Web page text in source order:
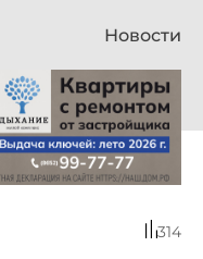
Новости
314